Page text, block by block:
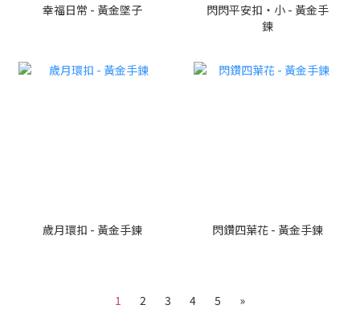
幸福日常 - 黃金墜子
閃閃平安扣・小 - 黃金手
鍊
歲月環扣 - 黃金手鍊 閃鑽四葉花 - 黃金手鍊
1 2 3 4 5 »